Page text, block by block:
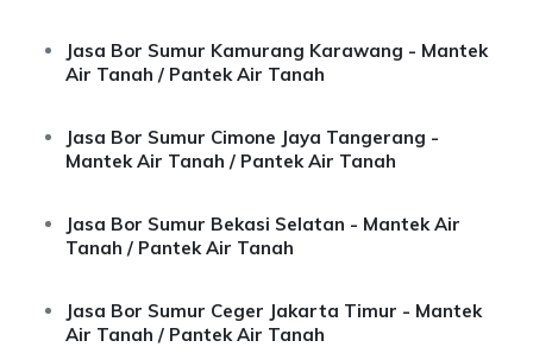
Jasa Bor Sumur Kamurang Karawang - Mantek
Air Tanah / Pantek Air Tanah
Jasa Bor Sumur Cimone Jaya Tangerang -
Mantek Air Tanah / Pantek Air Tanah
Jasa Bor Sumur Bekasi Selatan - Mantek Air
Tanah / Pantek Air Tanah
Jasa Bor Sumur Ceger Jakarta Timur - Mantek
Air Tanah / Pantek Air Tanah